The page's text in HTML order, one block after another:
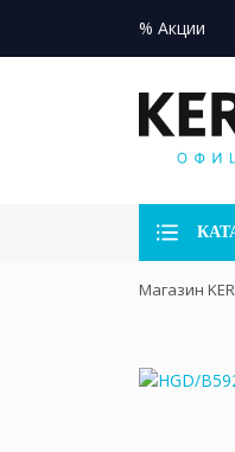
% Акции
Магазин